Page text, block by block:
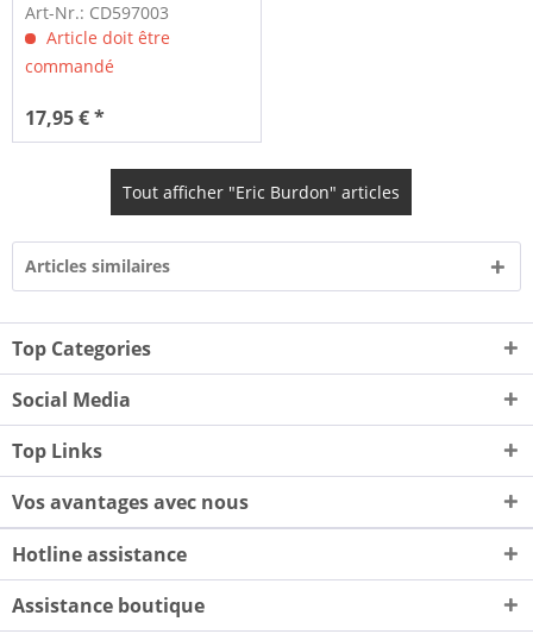
Art-Nr.: CD597003
Article doit être
commandé
17,95 € *
Tout afficher "Eric Burdon" articles
Articles similaires
Top Categories
Social Media
Top Links
Vos avantages avec nous
Hotline assistance
Assistance boutique